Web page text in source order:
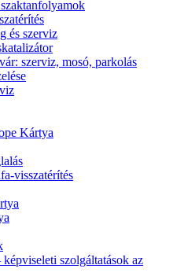
és szerviz
szerviz, mosó, parkolás
Kártya
visszatérítés
szolgáltatások az